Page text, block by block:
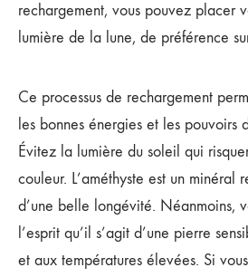
rechargement, vous pouvez placer
lumière de la lune, de préférence
Ce processus de rechargement
les bonnes énergies et les pouvoirs
Évitez la lumière du soleil qui
couleur. L’améthyste est un minéral
d’une belle longévité. Néanmoins,
l’esprit qu’il s’agit d’une pierre
et aux températures élevées. Si